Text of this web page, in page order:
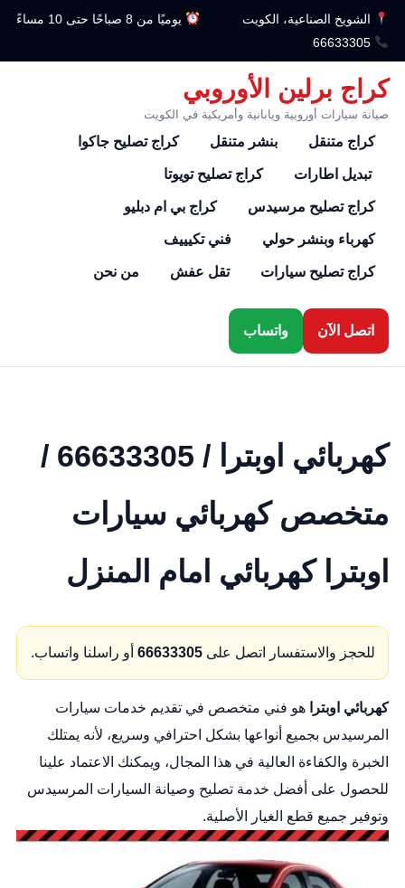
الشويخ الصناعية، الكويت
يوميًا من 8 صباحًا حتى 10 مساءً
66633305
كراج برلين الأوروبي
صيانة سيارات أوروبية ويابانية وأمريكية في الكويت
كراج متنقل بنشر متنقل كراج تصليح جاكوا
تبديل اطارات كراج تصليح تويوتا
كراج تصليح مرسيدس كراج بي ام دبليو
كهرباء وبنشر حولي فني تكيييف
كراج تصليح سيارات تقل عفش من نحن
اتصل الآن واتساب
كهربائي اوبترا / 66633305 /
متخصص كهربائي سيارات
اوبترا كهربائي امام المنزل
للحجز والاستفسار اتصل على 66633305أو راسلنا واتساب.
كهربائي اوبترا
هو فني متخصص في تقديم خدمات سيارات
المرسيدس بجميع أنواعها بشكل احترافي وسريع، لأنه يمتلك
الخبرة والكفاءة العالية في هذا المجال، ويمكنك الاعتماد علينا
للحصول على أفضل خدمة تصليح وصيانة السيارات المرسيدس
وتوفير جميع قطع الغيار الأصلية.